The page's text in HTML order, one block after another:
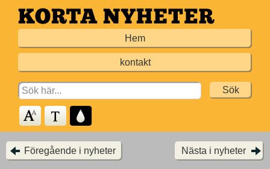
Hoppa
till
Hem
kontakt
Search
for:
Föregående i nyheter Nästa i nyheter